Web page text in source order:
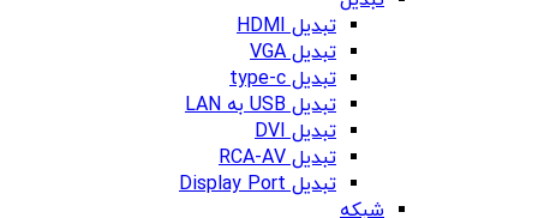
تبدیل HDMI
تبدیل VGA
تبدیل type-c
تبدیل USB به LAN
تبدیل DVI
تبدیل RCA-AV
تبدیل Display Port
شبکه